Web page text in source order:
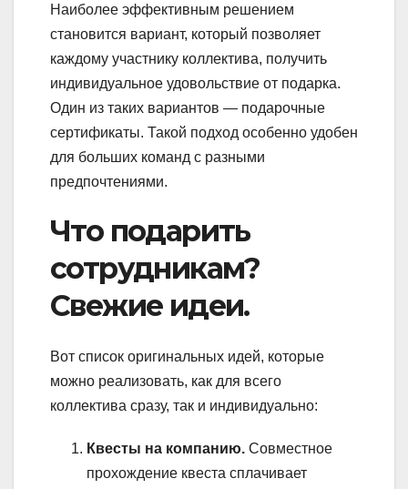
Наиболее эффективным решением
становится вариант, который позволяет
каждому участнику коллектива, получить
индивидуальное удовольствие от подарка.
Один из таких вариантов — подарочные
сертификаты. Такой подход особенно удобен
для больших команд с разными
предпочтениями.
Что подарить
сотрудникам?
Свежие идеи.
Вот список оригинальных идей, которые
можно реализовать, как для всего
коллектива сразу, так и индивидуально:
Квесты на компанию. Совместное
прохождение квеста сплачивает